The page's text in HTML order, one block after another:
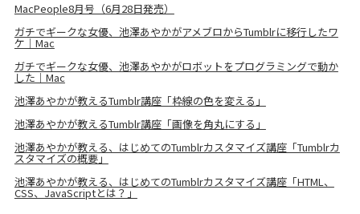
MacPeople8月号（6月28日発売）
ガチでギークな女優、池澤あやかがアメブロからTumblrに移行したワ
ケ｜Mac
ガチでギークな女優、池澤あやかがロボットをプログラミングで動か
した｜Mac
池澤あやかが教えるTumblr講座「枠線の色を変える」
池澤あやかが教えるTumblr講座「画像を角丸にする」
池澤あやかが教える、はじめてのTumblrカスタマイズ講座「Tumblrカ
スタマイズの概要」
池澤あやかが教える、はじめてのTumblrカスタマイズ講座「HTML、
CSS、JavaScriptとは？」